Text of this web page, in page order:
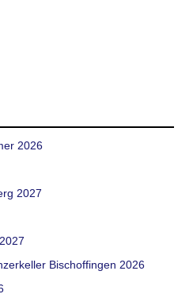
2026
2027
Bischoffingen 2026